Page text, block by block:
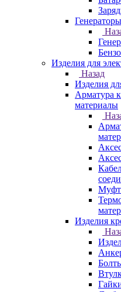
Изделия для
Назад
Изделия
Арматура
материалы
Изделия